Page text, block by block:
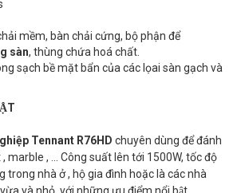
mềm, bàn chải cứng, bộ phận để
sàn, thùng chứa hoá chất.
sạch bề mặt bẩn của các lọai sàn gạch và
Tennant R76HD chuyên dùng để đánh
marble , ... Công suất lên tới 1500W, tốc độ
trong nhà ở , hộ gia đình hoặc là các nhà